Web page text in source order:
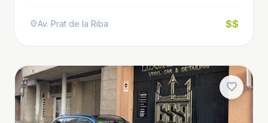
location_onAv. Prat de la Riba $$
favorite